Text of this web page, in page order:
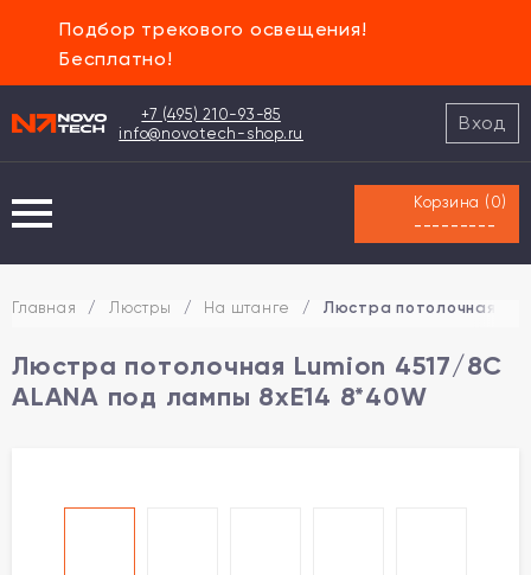
Подбор трекового освещения!
Бесплатно!
+7 (495) 210-93-85
info@novotech-shop.ru
Вход
Корзина ( 0)
---------
Главная / Люстры / На штанге / Люстра потолочная
Люстра потолочная Lumion 4517/8C
ALANA под лампы 8xE14 8*40W